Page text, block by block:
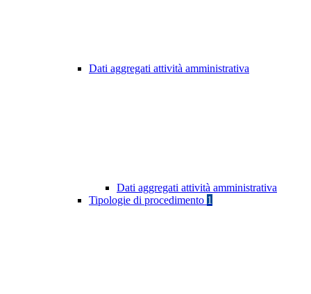
Dati aggregati attività amministrativa
Dati aggregati attività amministrativa
Tipologie di procedimento 1